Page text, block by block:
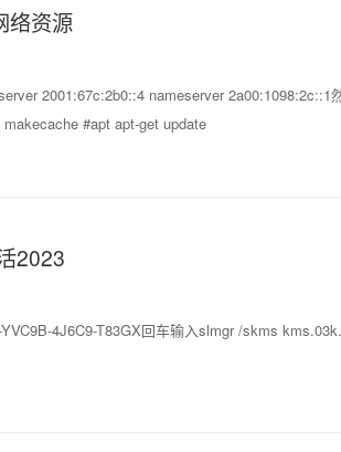
络资源
2001:67c:2b0::4 nameserver 2a00:1098:2c::1
#apt apt-get update
2023
4J6C9-T83GX回车输入slmgr /skms